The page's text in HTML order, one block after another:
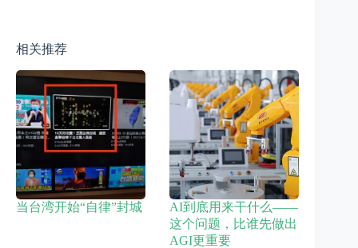
相关推荐
当台湾开始“自律”封城
AI到底用来干什么——
这个问题，比谁先做出
AGI更重要